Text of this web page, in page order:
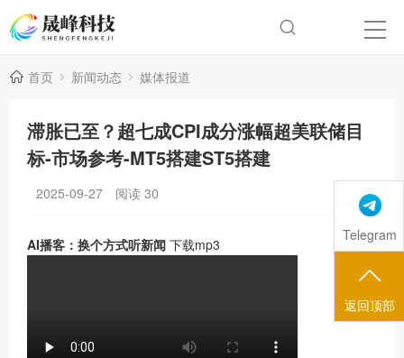
首页 新闻动态 媒体报道
滞胀已至？超七成CPI成分涨幅超美联储目
标-市场参考-MT5搭建ST5搭建
2025-09-27 阅读 30
AI播客：换个方式听新闻 下载mp3
Telegram
返回顶部